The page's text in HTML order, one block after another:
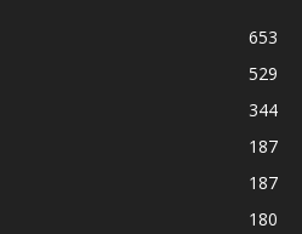
653
529
344
187
187
180